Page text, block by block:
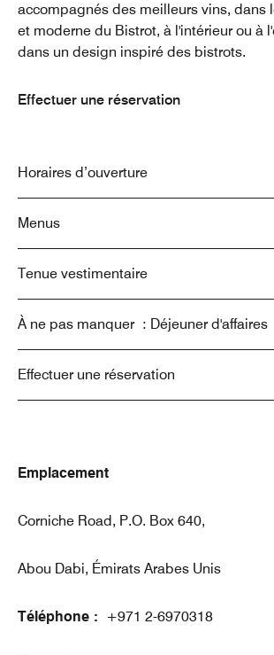
accompagnés des meilleurs vins, dans
et moderne du Bistrot, à l'intérieur ou à
dans un design inspiré des bistrots.
Effectuer une réservation
Horaires d’ouverture
Menus
Tenue vestimentaire
À ne pas manquer : Déjeuner d'affaires
Effectuer une réservation
Emplacement
Corniche Road, P.O. Box 640,
Abou Dabi, Émirats Arabes Unis
Téléphone : +971 2-6970318